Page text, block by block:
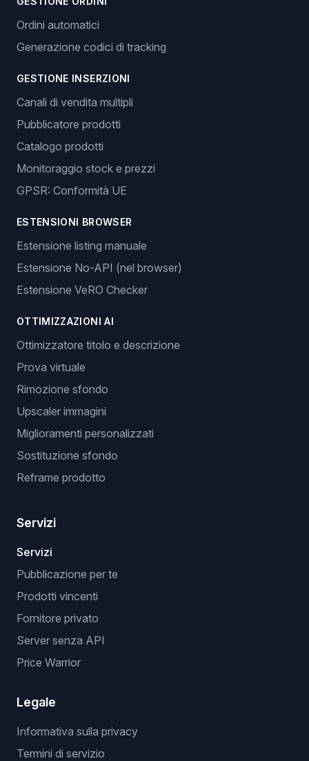
Ordini automatici
Generazione codici di tracking
GESTIONE INSERZIONI
Canali di vendita multipli
Pubblicatore prodotti
Catalogo prodotti
Monitoraggio stock e prezzi
GPSR: Conformità UE
ESTENSIONI BROWSER
Estensione listing manuale
Estensione No-API (nel browser)
Estensione VeRO Checker
OTTIMIZZAZIONI AI
Ottimizzatore titolo e descrizione
Prova virtuale
Rimozione sfondo
Upscaler immagini
Miglioramenti personalizzati
Sostituzione sfondo
Reframe prodotto
Servizi
Servizi
Pubblicazione per te
Prodotti vincenti
Fornitore privato
Server senza API
Price Warrior
Legale
Informativa sulla privacy
Termini di servizio